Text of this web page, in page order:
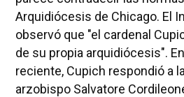
Arquidiócesis de Chicago. El
observó que "el cardenal
de su propia arquidiócesis".
reciente, Cupich respondió a
arzobispo Salvatore